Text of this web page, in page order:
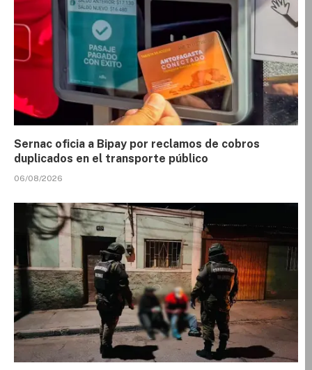
Sernac oficia a Bipay por reclamos de cobros
duplicados en el transporte público
06/08/2026